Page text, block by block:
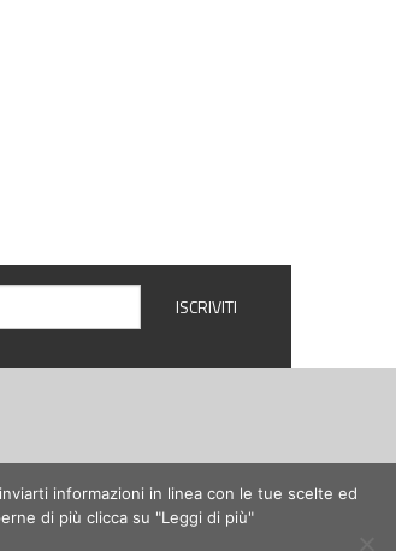
informazioni in linea con le tue scelte ed
di più clicca su "Leggi di più"